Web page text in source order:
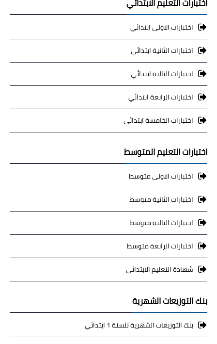
اختبارات التعليم الابتدائي
اختبارات الاولى ابتدائي
اختبارات الثانية ابتدائي
اختبارات الثالثة ابتدائي
اختبارات الرابعة ابتدائي
اختبارات الخامسة ابتدائي
اختبارات التعليم المتوسط
اختبارات الاولى متوسط
اختبارات الثانية متوسط
اختبارات الثالثة متوسط
اختبارات الرابعة متوسط
شهادة التعليم الابتدائي
بنك التوزيعات الشهرية
بنك التوزيعات الشهرية للسنة 1 ابتدائي